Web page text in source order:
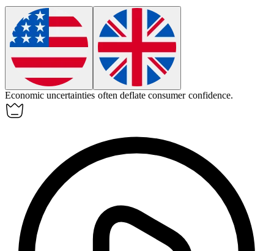
Economic uncertainties often deflate consumer confidence.